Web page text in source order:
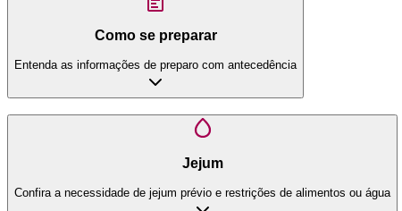
Como se preparar
Entenda as informações de preparo com antecedência
Jejum
Confira a necessidade de jejum prévio e restrições de alimentos ou água